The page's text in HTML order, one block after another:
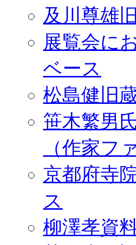
及川尊雄
展覧会に
ベース
松島健旧
笹木繁男
（作家フ
京都府寺
ス
柳澤孝資